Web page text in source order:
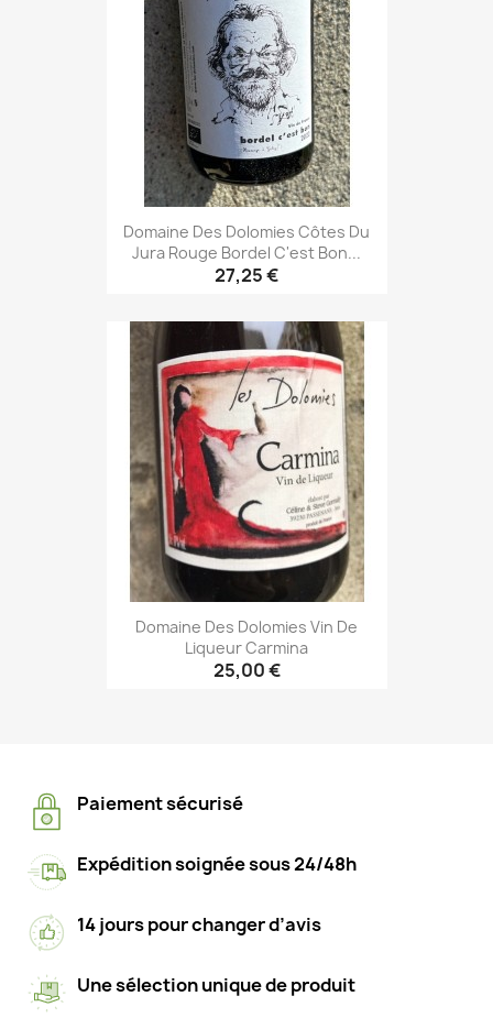
Domaine Des Dolomies Côtes Du
Jura Rouge Bordel C'est Bon...
27,25 €
Domaine Des Dolomies Vin De
Liqueur Carmina
25,00 €
Paiement sécurisé
Expédition soignée sous 24/48h
14 jours pour changer d’avis
Une sélection unique de produit